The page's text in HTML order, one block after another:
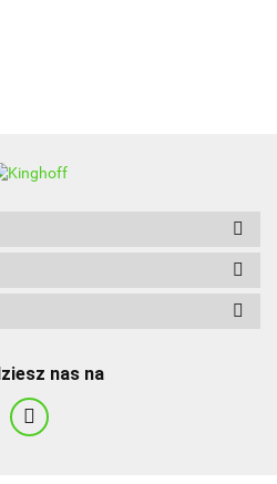
nas na